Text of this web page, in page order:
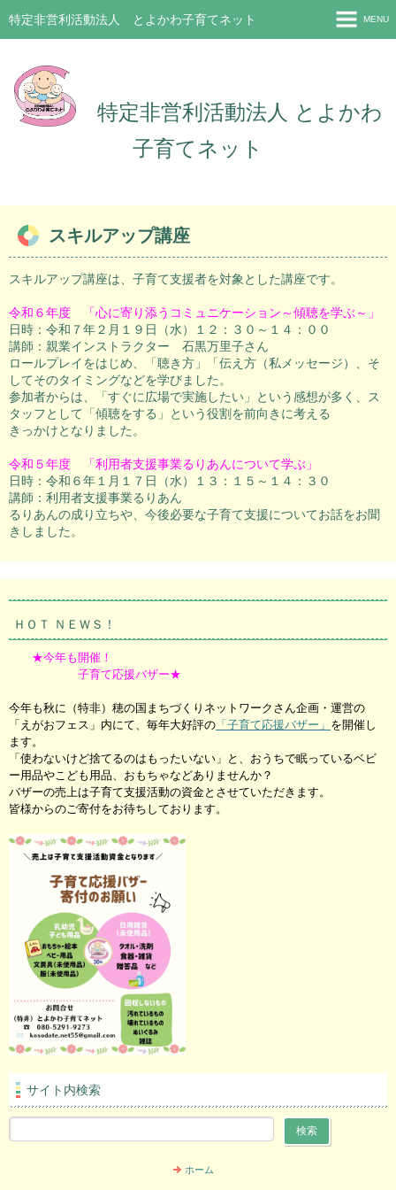
特定非営利活動法人 とよかわ子育てネット
特定非営利活動法人 とよかわ
子育てネット
MENU
プロフィール
お問い合わせ
スキルアップ講座
スキルアップ講座は、子育て支援者を対象とした講座です。
令和６年度 「心に寄り添うコミュニケーション～傾聴を学ぶ～」
日時：令和７年２月１９日（水）１２：３０～１４：００
講師：親業インストラクター 石黒万里子さん
ロールプレイをはじめ、「聴き方」「伝え方（私メッセージ）、そ
してそのタイミングなどを学びました。
参加者からは、「すぐに広場で実施したい」という感想が多く、ス
タッフとして「傾聴をする」という役割を前向きに考える
きっかけとなりました。
令和５年度 「利用者支援事業るりあんについて学ぶ」
日時：令和６年１月１７日（水）１３：１５～１４：３０
講師：利用者支援事業るりあん
るりあんの成り立ちや、今後必要な子育て支援についてお話をお聞
きしました。
ＨＯＴ ＮＥＷＳ！
★今年も開催！
子育て応援バザー★
今年も秋に（特非）穂の国まちづくりネットワークさん企画・運営の
「えがおフェス」内にて、毎年大好評の 「子育て応援バザー」 を開催し
ます。
「使わないけど捨てるのはもったいない」と、おうちで眠っているベビ
ー用品やこども用品、おもちゃなどありませんか？
バザーの売上は子育て支援活動の資金とさせていただきます。
皆様からのご寄付をお待ちしております。
サイト内検索
ホーム